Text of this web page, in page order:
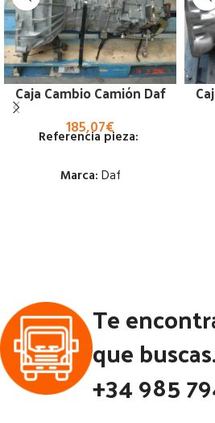
Caja Cambio Camión Daf
185,07€
Referencia pieza:
Marca: Daf
2.0 - MOT PEUG | 01.86 -
12.95
Código Pieza:47063
Te
que
+34 985